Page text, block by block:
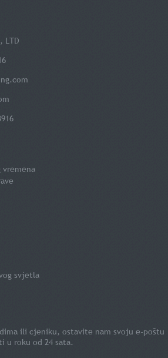
LTD
vremena
svjetla
ili cjeniku, ostavite nam svoju e-poštu
u roku od 24 sata.